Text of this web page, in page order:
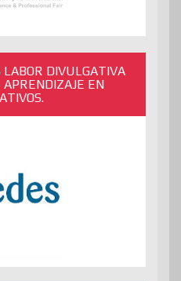
DIVULGATIVA
APRENDIZAJE EN